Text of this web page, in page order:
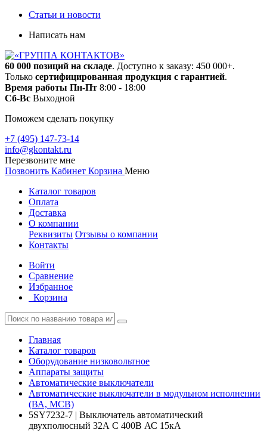
Статьи и новости
Написать нам
60 000 позиций на складе. Доступно к заказу: 450 000+.
Только сертифицированная продукция с гарантией.
Время работы Пн-Пт 8:00 - 18:00
Сб-Вс Выходной
Поможем сделать покупку
+7 (495) 147-73-14
info@gkontakt.ru
Перезвоните мне
Позвонить Кабинет Корзина Меню
Каталог товаров
Оплата
Доставка
О компании
Реквизиты Отзывы о компании
Контакты
Войти
Сравнение
Избранное
Корзина
Главная
Каталог товаров
Оборудование низковольтное
Аппараты защиты
Автоматические выключатели
Автоматические выключатели в модульном исполнении
(ВА, MCB)
5SY7232-7 | Выключатель автоматический
двухполюсный 32А C 400В АС 15кА